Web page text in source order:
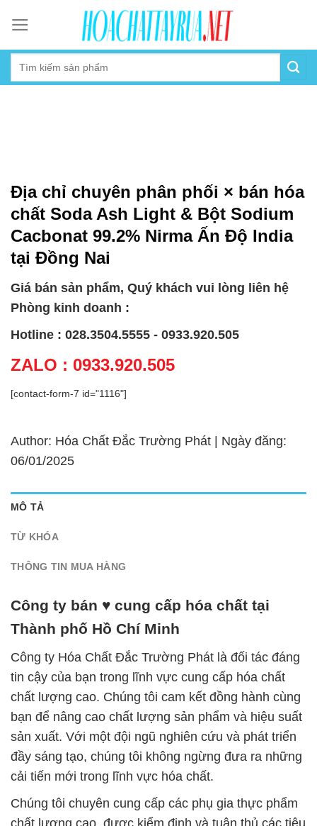
content
Địa chỉ chuyên phân phối × bán hóa
chất Soda Ash Light & Bột Sodium
Cacbonat 99.2% Nirma Ấn Độ India
tại Đồng Nai
Giá bán sản phẩm, Quý khách vui lòng liên hệ
Phòng kinh doanh :
Hotline : 028.3504.5555 - 0933.920.505
ZALO : 0933.920.505
[contact-form-7 id="1116"]
Author: Hóa Chất Đắc Trường Phát | Ngày đăng:
06/01/2025
MÔ TẢ
TỪ KHÓA
THÔNG TIN MUA HÀNG
Công ty bán ♥ cung cấp hóa chất tại
Thành phố Hồ Chí Minh
Công ty Hóa Chất Đắc Trường Phát là đối tác đáng
tin cậy của bạn trong lĩnh vực cung cấp hóa chất
chất lượng cao. Chúng tôi cam kết đồng hành cùng
bạn để nâng cao chất lượng sản phẩm và hiệu suất
sản xuất. Với một đội ngũ nghiên cứu và phát triển
đầy sáng tạo, chúng tôi không ngừng đưa ra những
cải tiến mới trong lĩnh vực hóa chất.
Chúng tôi chuyên cung cấp các phụ gia thực phẩm